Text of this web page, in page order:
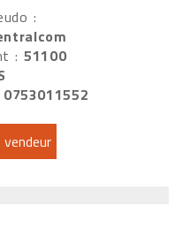
:
:51100
0753011552